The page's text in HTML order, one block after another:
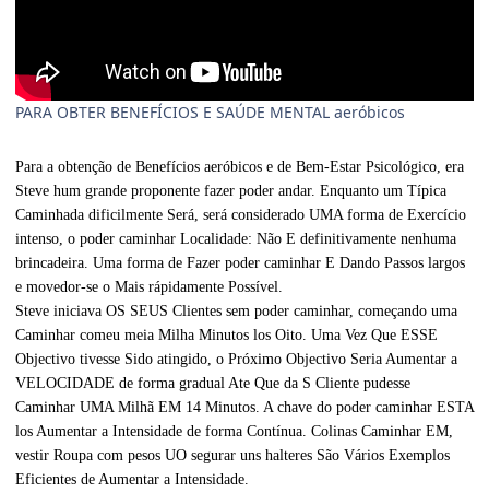
PARA OBTER BENEFÍCIOS E SAÚDE MENTAL aeróbicos
Para a obtenção de Benefícios aeróbicos e de Bem-Estar Psicológico, era
Steve hum grande proponente fazer poder andar. Enquanto um Típica
Caminhada dificilmente Será, será considerado UMA forma de Exercício
intenso, o poder caminhar Localidade: Não E definitivamente nenhuma
brincadeira. Uma forma de Fazer poder caminhar E Dando Passos largos
e movedor-se o Mais rápidamente Possível.
Steve iniciava OS SEUS Clientes sem poder caminhar, começando uma
Caminhar comeu meia Milha Minutos los Oito. Uma Vez Que ESSE
Objectivo tivesse Sido atingido, o Próximo Objectivo Seria Aumentar a
VELOCIDADE de forma gradual Ate Que da S Cliente pudesse
Caminhar UMA Milhã EM 14 Minutos. A chave do poder caminhar ESTA
los Aumentar a Intensidade de forma Contínua. Colinas Caminhar EM,
vestir Roupa com pesos UO segurar uns halteres São Vários Exemplos
Eficientes de Aumentar a Intensidade.